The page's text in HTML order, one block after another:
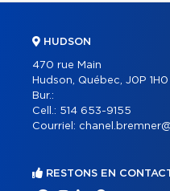
HUDSON
470 rue Main
Hudson, Québec, J0P 1H0
Bur.:
Cell.: 514 653-9155
Courriel:
RESTONS EN